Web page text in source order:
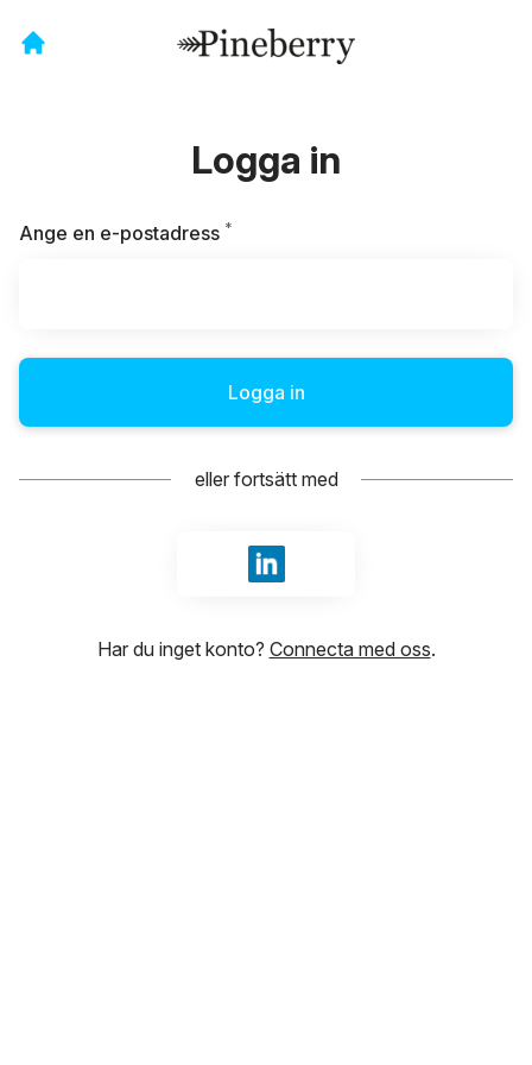
Logga in
Ange en e-postadress *
Logga in
eller fortsätt med
Logga in med LinkedIn
Har du inget konto? Connecta med oss.